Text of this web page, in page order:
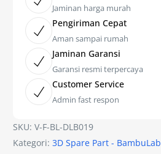
Jaminan harga murah
Pengiriman Cepat
Aman sampai rumah
Jaminan Garansi
Garansi resmi terpercaya
Customer Service
Admin fast respon
SKU:V-F-BL-DLB019
Kategori:3D Spare Part - BambuLab